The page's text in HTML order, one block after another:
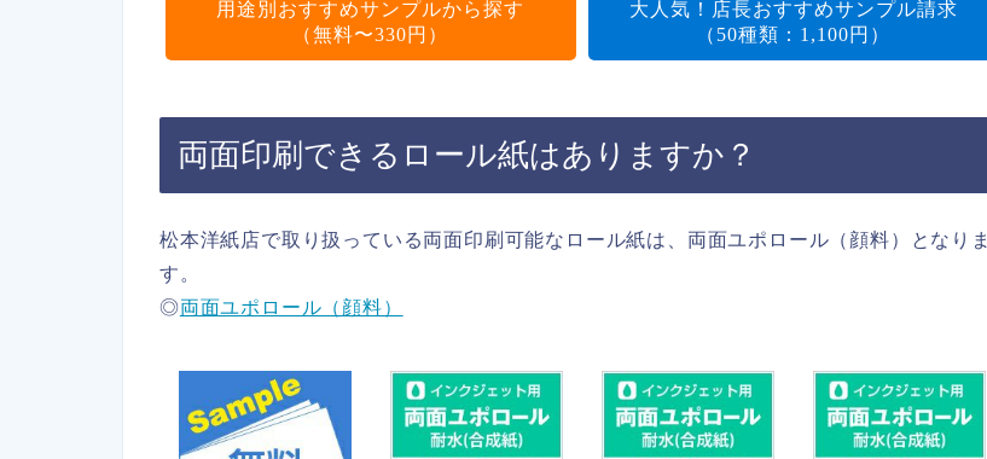
用途別おすすめサンプルから探す
（無料〜330円）
大人気！店長おすすめサンプル請求
（50種類：1,100円）
両面印刷できるロール紙はありますか？
松本洋紙店で取り扱っている両面印刷可能なロール紙は、両面ユポロール（顔料）となりま
す。
◎両面ユポロール（顔料）